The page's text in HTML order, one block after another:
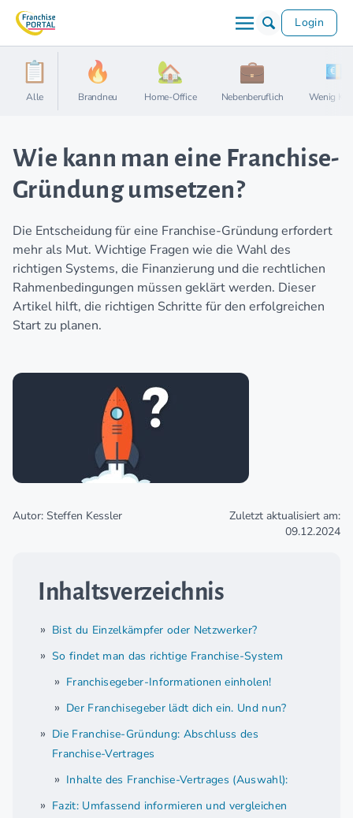
Login
Alle Brandneu Home-Office Nebenberuflich Wenig
Wie kann man eine Franchise-
Gründung umsetzen?
Die Entscheidung für eine Franchise-Gründung erfordert
mehr als Mut. Wichtige Fragen wie die Wahl des
richtigen Systems, die Finanzierung und die rechtlichen
Rahmenbedingungen müssen geklärt werden. Dieser
Artikel hilft, die richtigen Schritte für den erfolgreichen
Start zu planen.
Autor: Steffen Kessler
Zuletzt aktualisiert am:
09.12.2024
Inhaltsverzeichnis
Bist du Einzelkämpfer oder Netzwerker?
So findet man das richtige Franchise-System
Franchisegeber-Informationen einholen!
Der Franchisegeber lädt dich ein. Und nun?
Die Franchise-Gründung: Abschluss des
Franchise-Vertrages
Inhalte des Franchise-Vertrages (Auswahl):
Fazit: Umfassend informieren und vergleichen